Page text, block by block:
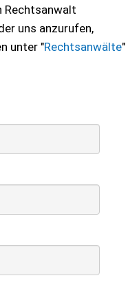
Rechtsanwalt
uns anzurufen,
unter "Rechtsanwälte"